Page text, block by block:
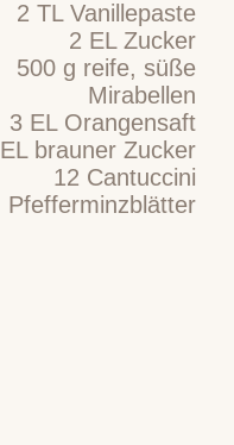
2 TL Vanillepaste
2 EL Zucker
500 g reife, süße
Mirabellen
3 EL Orangensaft
EL brauner Zucker
12 Cantuccini
Pfefferminzblätter